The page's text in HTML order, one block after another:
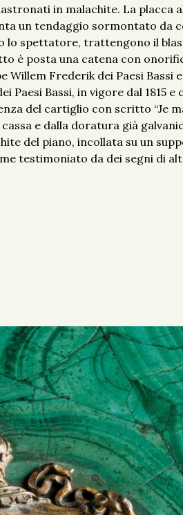
in malachite. La placca
un tendaggio sormontato da
lo spettatore, trattengono il
è posta una catena con
Frederik dei Paesi Bassi
Bassi, in vigore dal 1815 e
del cartiglio con scritto “Je
e dalla doratura già
del piano, incollata su un
testimoniato da dei segni di